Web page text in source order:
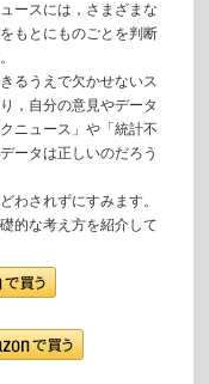
ースには，さまざまな
もとにものごとを判断
るうえで欠かせないス
，自分の意見やデータ
ニュース」や「統計不
ータは正しいのだろう
わされずにすみます。
的な考え方を紹介して